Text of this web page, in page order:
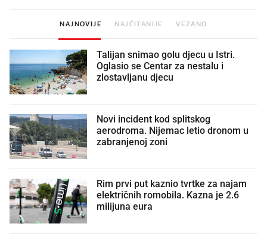
NAJNOVIJE NAJČITANIJE VEZANO
Talijan snimao golu djecu u Istri.
Oglasio se Centar za nestalu i
zlostavljanu djecu
Novi incident kod splitskog
aerodroma. Nijemac letio dronom u
zabranjenoj zoni
Rim prvi put kaznio tvrtke za najam
električnih romobila. Kazna je 2.6
milijuna eura